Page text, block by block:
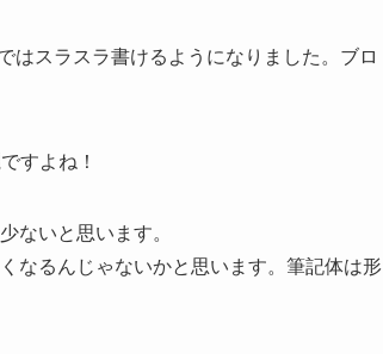
はスラスラ書けるようになりました。ブロ
すよね！
ないと思います。
なるんじゃないかと思います。筆記体は形